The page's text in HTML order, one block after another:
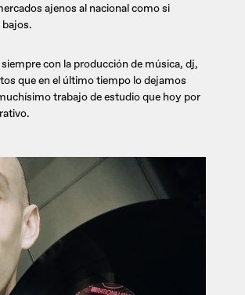
ajenos al nacional como si
bajos.
con la producción de música, dj,
que en el último tiempo lo dejamos
trabajo de estudio que hoy por